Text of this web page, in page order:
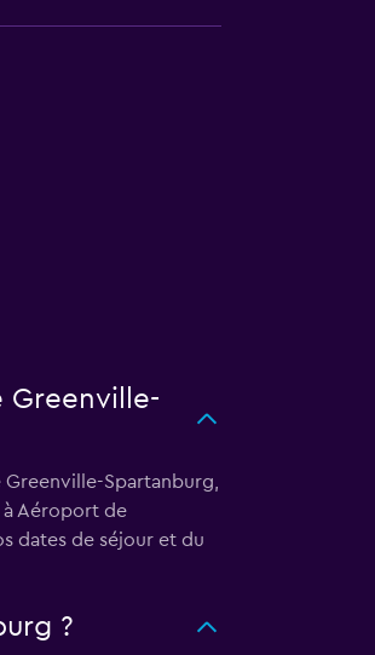
Greenville-
Spartanburg,
à Aéroport de
dates de séjour et du
?